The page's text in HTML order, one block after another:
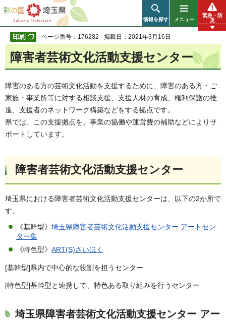
彩の国 埼玉県
情報を探す メニュー
緊急・防
災
ページ番号：176282 掲載日：2021年3月16日
障害者芸術文化活動支援センター
障害のある方の芸術文化活動を支援するために、障害のある方・ご
家族・事業所等に対する相談支援、支援人材の育成、権利保護の推
進、支援者のネットワーク構築などをする拠点です。
県では、この支援拠点を、事業の協働や運営費の補助などによりサ
ポートしています。
障害者芸術文化活動支援センター
埼玉県における障害者芸術文化活動支援センターは、以下の2か所で
す。
《基幹型》 埼玉県障害者芸術文化活動支援センター アートセン
ター集
《特色型》 ART(S)さいほく
[基幹型]県内で中心的な役割を担うセンター
[特色型]基幹型と連携して、特色ある取り組みを行うセンター
埼玉県障害者芸術文化活動支援センター アー